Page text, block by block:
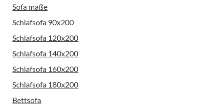
Sofa maße
Schlafsofa 90x200
Schlafsofa 120x200
Schlafsofa 140x200
Schlafsofa 160x200
Schlafsofa 180x200
Bettsofa